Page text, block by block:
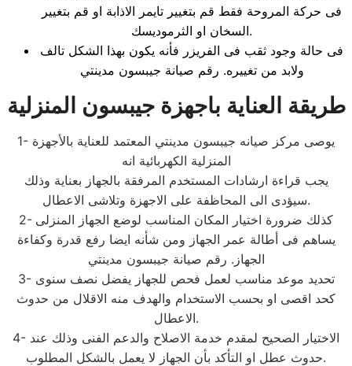
فى حركة المروحة فقط قم بتغيير تايمر الاذابة او قم بتغيير
السخان او الثرموديسك.
فى حالة وجود ثقب فى الفريزر فأنه يكون بهذا الشكل تالف
ولابد من تغييره. رقم صيانة جيبسون مدينتي
طريقة العناية باجهزة جيبسون المنزلية
1- يوصى مركز صيانه جيبسون مدينتي المعتمد للعناية بالأجهزة
المنزلية الكهربائية انه
يجب قراءة ارشادات المستخدم المرفقة بالجهاز بعناية وذلك
سيؤدى الى المحاظفة على الاجهزة وتلاشى الاعطال.
2- كذلك ضرورة اختيار المكان المناسب لوضع الجهاز المنزلى
يساهم فى أطالة عمر الجهاز ومن شأنه ايضا رفع قدرة وكفاءة
الجهاز. رقم صيانة جيبسون مدينتي
3- تحديد موعد مناسب لعمل فحص للجهاز يفضل نصف سنوى
كحد اقصى او بحسب الاستخدام والهدف منه الاقلال من حدوث
الاعطال.
4- الاختيار الصحيح لمقدم خدمة الاصلاح والدعم الفنى وذلك عند
حدوث عطل او التأكد بأن الجهاز لا يعمل بالشكل المطلوب.